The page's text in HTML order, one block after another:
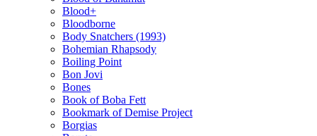
Blood+
Bloodborne
Body Snatchers (1993)
Bohemian Rhapsody
Boiling Point
Bon Jovi
Bones
Book of Boba Fett
Bookmark of Demise Project
Borgias